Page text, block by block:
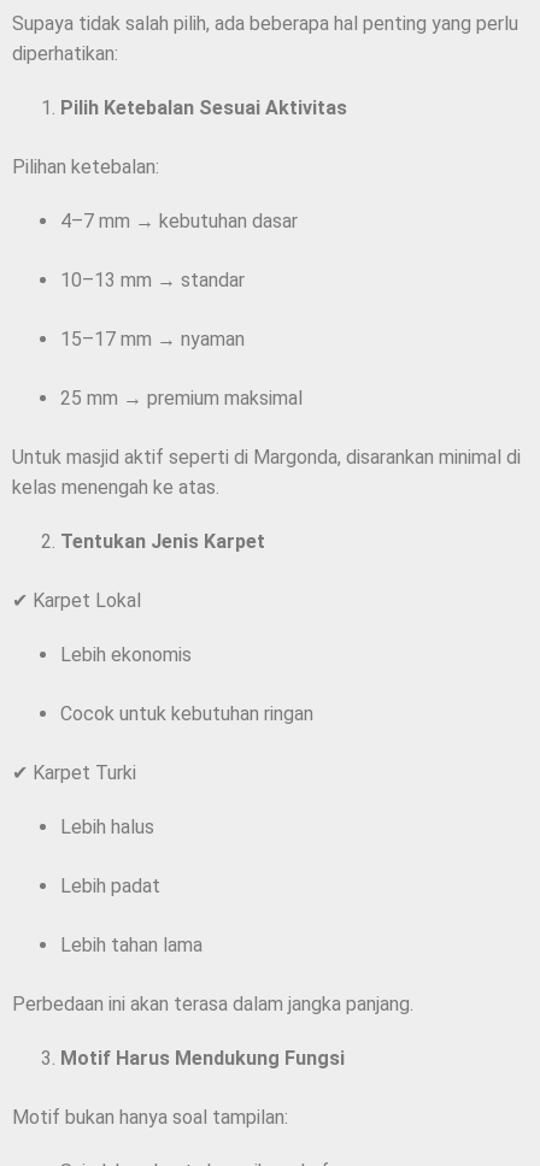
Supaya tidak salah pilih, ada beberapa hal penting yang perlu
diperhatikan:
Pilih Ketebalan Sesuai Aktivitas
Pilihan ketebalan:
4–7 mm → kebutuhan dasar
10–13 mm → standar
15–17 mm → nyaman
25 mm → premium maksimal
Untuk masjid aktif seperti di Margonda, disarankan minimal di
kelas menengah ke atas.
Tentukan Jenis Karpet
✔ Karpet Lokal
Lebih ekonomis
Cocok untuk kebutuhan ringan
✔ Karpet Turki
Lebih halus
Lebih padat
Lebih tahan lama
Perbedaan ini akan terasa dalam jangka panjang.
Motif Harus Mendukung Fungsi
Motif bukan hanya soal tampilan: